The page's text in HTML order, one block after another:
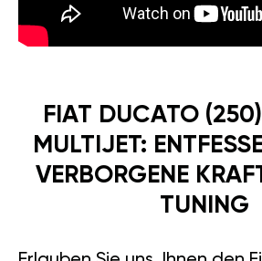
FIAT DUCATO
MULTIJET:
VERBORGENE
TUNING